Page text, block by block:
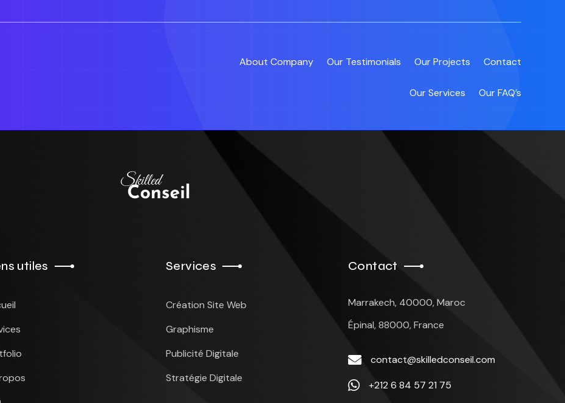
About Company Our Testimonials Our Projects Contact
Our Services Our FAQ’s
utiles Services
Création Site Web
Graphisme
Publicité Digitale
Stratégie Digitale
Contact
Marrakech, 40000, Maroc
Épinal, 88000, France
contact@skilledconseil.com
‪+212 6 84 57 21 75‬